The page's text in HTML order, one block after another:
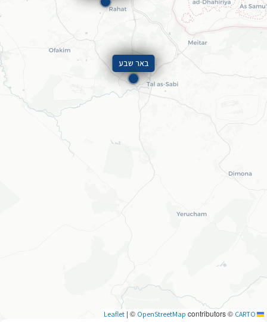
באר שבע
| © OpenStreetMap contributors © CARTO